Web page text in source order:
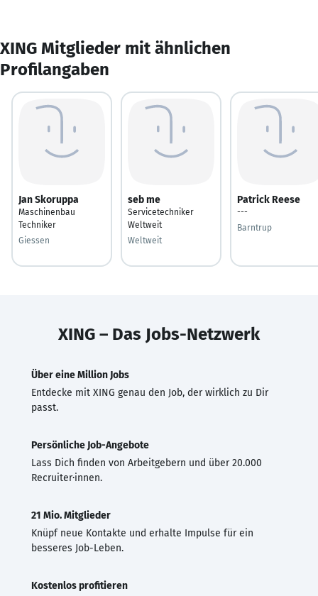
XING Mitglieder mit ähnlichen
Profilangaben
Jan Skoruppa
Maschinenbau
Techniker
Giessen
seb me
Servicetechniker
Weltweit
Weltweit
Patrick Reese
---
Barntrup
XING – Das Jobs-Netzwerk
Über eine Million Jobs
Entdecke mit XING genau den Job, der wirklich zu Dir
passt.
Persönliche Job-Angebote
Lass Dich finden von Arbeitgebern und über 20.000
Recruiter·innen.
21 Mio. Mitglieder
Knüpf neue Kontakte und erhalte Impulse für ein
besseres Job-Leben.
Kostenlos profitieren